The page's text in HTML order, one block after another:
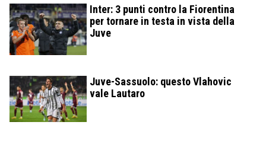
Inter: 3 punti contro la Fiorentina
per tornare in testa in vista della
Juve
Juve-Sassuolo: questo Vlahovic
vale Lautaro